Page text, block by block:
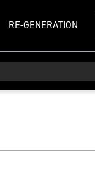
RE-GENERATION